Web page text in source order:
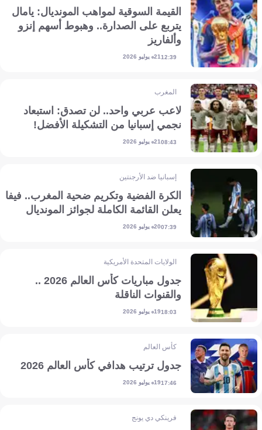
القيمة السوقية لمواهب المونديال: يامال
يتربع على الصدارة.. وهبوط أسهم إنزو
وألفاريز
12:3921 يوليو 2026
المغرب
لاعب عربي واحد.. لن تصدق: استبعاد
نجمي إسبانيا من التشكيلة الأفضل!
08:4321 يوليو 2026
إسبانيا ضد الأرجنتين
الكرة الفضية وتكريم ضحية المغرب.. فيفا
يعلن القائمة الكاملة لجوائز المونديال
07:3920 يوليو 2026
الولايات المتحدة الأمريكية
جدول مباريات كأس العالم 2026 ..
والقنوات الناقلة
18:0319 يوليو 2026
كأس العالم
جدول ترتيب هدافي كأس العالم 2026
17:4619 يوليو 2026
فرينكي دي يونج